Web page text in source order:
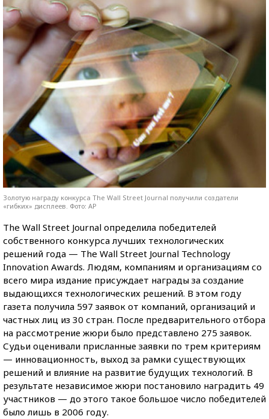
Золотую награду конкурса The Wall Street Journal получили создатели
«гибких» дисплеев. Фото: AP
The Wall Street Journal определила победителей
собственного конкурса лучших технологических
решений года — The Wall Street Journal Technology
Innovation Awards. Людям, компаниям и организациям со
всего мира издание присуждает награды за создание
выдающихся технологических решений. В этом году
газета получила 597 заявок от компаний, организаций и
частных лиц из 30 стран. После предварительного отбора
на рассмотрение жюри было представлено 275 заявок.
Судьи оценивали присланные заявки по трем критериям
— инновационность, выход за рамки существующих
решений и влияние на развитие будущих технологий. В
результате независимое жюри постановило наградить 49
участников — до этого такое большое число победителей
было лишь в 2006 году.